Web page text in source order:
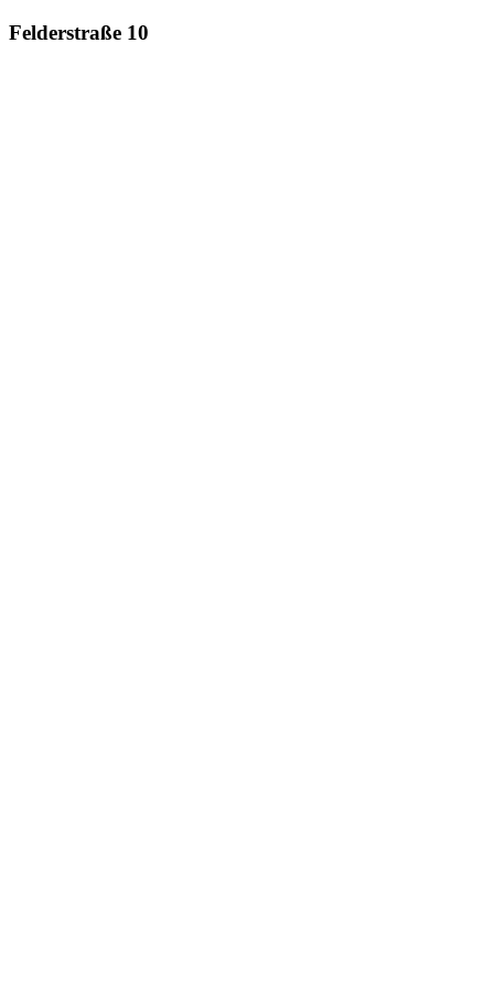
Felderstraße 10